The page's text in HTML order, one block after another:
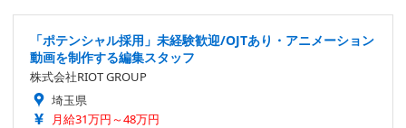
「ポテンシャル採用」未経験歓迎/OJTあり・アニメーション
動画を制作する編集スタッフ
株式会社RIOT GROUP
埼玉県
月給31万円～48万円